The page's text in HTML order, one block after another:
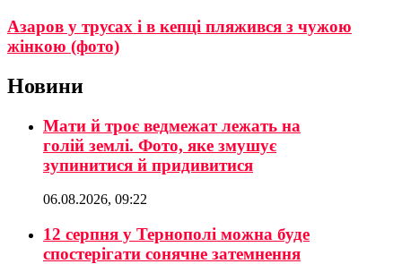
Азаров у трусах і в кепці пляжився з чужою
жінкою (фото)
Новини
Мати й троє ведмежат лежать на
голій землі. Фото, яке змушує
зупинитися й придивитися
06.08.2026, 09:22
12 серпня у Тернополі можна буде
спостерігати сонячне затемнення